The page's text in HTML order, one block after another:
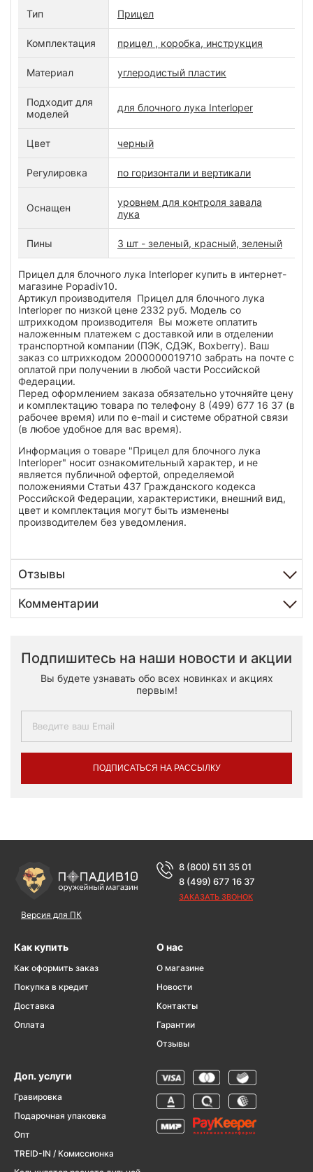
Тип Прицел
Комплектация прицел , коробка, инструкция
Материал углеродистый пластик
Подходит для
моделей
для блочного лука Interloper
Цвет черный
Регулировка по горизонтали и вертикали
Оснащен
уровнем для контроля завала
лука
Пины 3 шт - зеленый, красный, зеленый
Прицел для блочного лука Interloper купить в интернет-
магазине Popadiv10.
Артикул производителя Прицел для блочного лука
Interloper по низкой цене 2332 руб. Модель со
штрихкодом производителя Вы можете оплатить
наложенным платежем с доставкой или в отделении
транспортной компании (ПЭК, СДЭК, Boxberry). Ваш
заказ со штрихкодом 2000000019710 забрать на почте с
оплатой при получении в любой части Российской
Федерации.
Перед оформлением заказа обязательно уточняйте цену
и комплектацию товара по телефону 8 (499) 677 16 37 (в
рабочее время) или по e-mail и системе обратной связи
(в любое удобное для вас время).
Информация о товаре "Прицел для блочного лука
Interloper" носит ознакомительный характер, и не
является публичной офертой, определяемой
положениями Статьи 437 Гражданского кодекса
Российской Федерации, характеристики, внешний вид,
цвет и комплектация могут быть изменены
производителем без уведомления.
Отзывы
Комментарии
Подпишитесь на наши новости и акции
Вы будете узнавать обо всех новинках и акциях
первым!
ПОДПИСАТЬСЯ НА РАССЫЛКУ
Версия для ПК
8 (800) 511 35 01
8 (499) 677 16 37
ЗАКАЗАТЬ ЗВОНОК
Как купить
Как оформить заказ
Покупка в кредит
Доставка
Оплата
О нас
О магазине
Новости
Контакты
Гарантии
Отзывы
Доп. услуги
Гравировка
Подарочная упаковка
Опт
TREID-IN / Комиссионка